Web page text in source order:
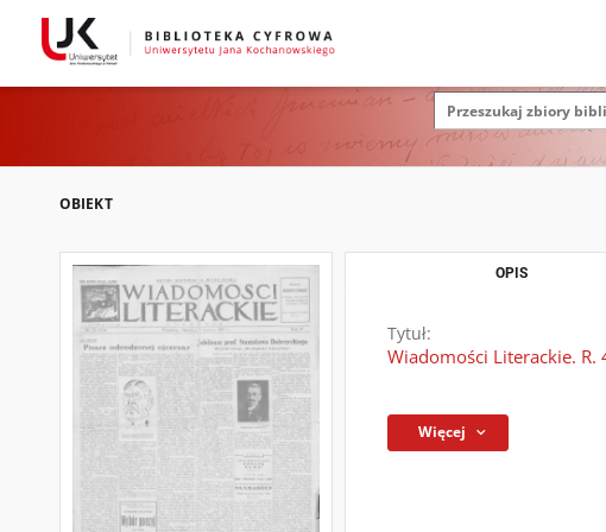
OBIEKT
OPIS
Tytuł:
Wiadomości Literackie. R.
Więcej